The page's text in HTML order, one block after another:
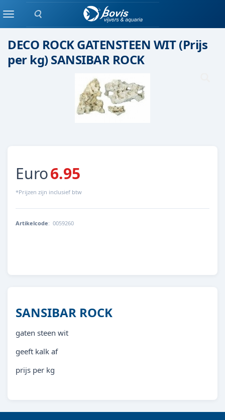
Zoeken
MenuSteen
DECO ROCK GATENSTEEN WIT (Prijs
per kg) SANSIBAR ROCK
Euro6.95
*Prijzen zijn inclusief btw
Artikelcode: 0059260
SANSIBAR ROCK
gaten steen wit
geeft kalk af
prijs per kg